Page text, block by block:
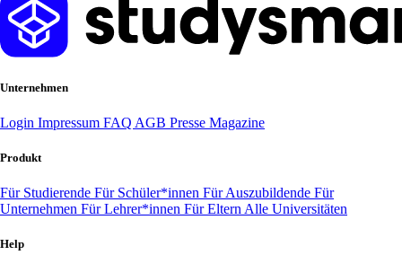
Unternehmen
Login Impressum FAQ AGB Presse Magazine
Produkt
Für Studierende Für Schüler*innen Für Auszubildende Für
Unternehmen Für Lehrer*innen Für Eltern Alle Universitäten
Help